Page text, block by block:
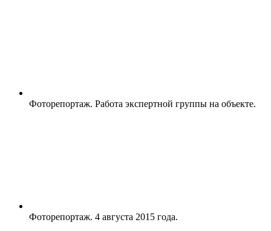
Фоторепортаж. Работа экспертной группы на объекте.
Фоторепортаж. 4 августа 2015 года.